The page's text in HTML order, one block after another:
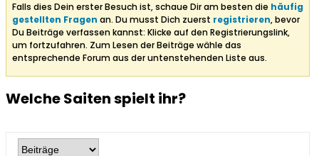
Falls dies Dein erster Besuch ist, schaue Dir am besten die häufig
gestellten Fragen an. Du musst Dich zuerst registrieren, bevor
Du Beiträge verfassen kannst: Klicke auf den Registrierungslink,
um fortzufahren. Zum Lesen der Beiträge wähle das
entsprechende Forum aus der untenstehenden Liste aus.
Welche Saiten spielt ihr?